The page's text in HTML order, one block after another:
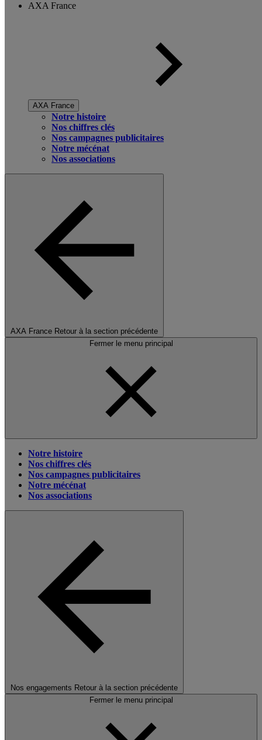
AXA France
AXA France
Notre histoire
Nos chiffres clés
Nos campagnes publicitaires
Notre mécénat
Nos associations
AXA France Retour à la section précédente
Fermer le menu principal
Notre histoire
Nos chiffres clés
Nos campagnes publicitaires
Notre mécénat
Nos associations
Nos engagements Retour à la section précédente
Fermer le menu principal